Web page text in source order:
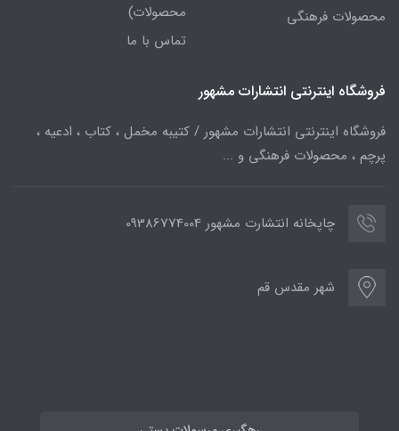
محصولات فرهنگی
محصولات)
تماس با ما
فروشگاه اینترنتی انتشارات مشهور
فروشگاه اینترنتی انتشارات مشهور / کتیبه مخمل ، کتاب ، ادعیه ،
پرچم ، محصولات فرهنگی و ...
چاپخانه انتشارت مشهور 09386774004
شهر مقدس قم